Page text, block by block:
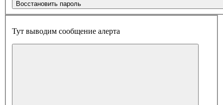
Восстановить пароль
Тут выводим сообщение алерта